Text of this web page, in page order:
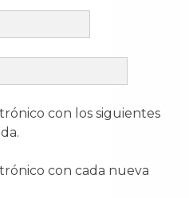
con los siguientes
con cada nueva